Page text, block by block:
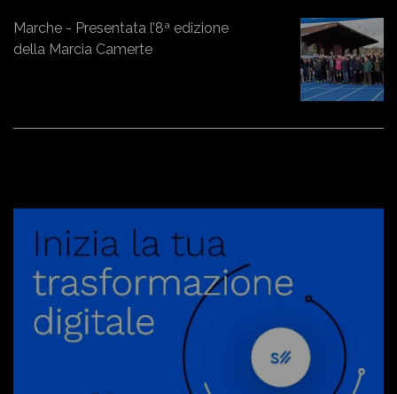
Marche - Presentata l’8ª edizione
della Marcia Camerte